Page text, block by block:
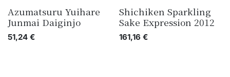
Azumatsuru Yuihare
Junmai Daiginjo
51,24 €
Shichiken Sparkling
Sake Expression 2012
161,16 €